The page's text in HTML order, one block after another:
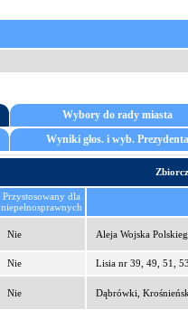
Wybory do rady miasta
Wyniki głos. i wyb. Prezydenta
Przystosowany dla
niepełnosprawnych
Nie Aleja Wojska
Nie Lisia nr 39, 49, 51,
Nie Dąbrówki,